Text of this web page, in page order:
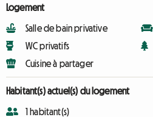
Logement
Salle de bain privative
WC privatifs
Cuisine à partager
Habitant(s) actuel(s) du logement
1 habitant(s)